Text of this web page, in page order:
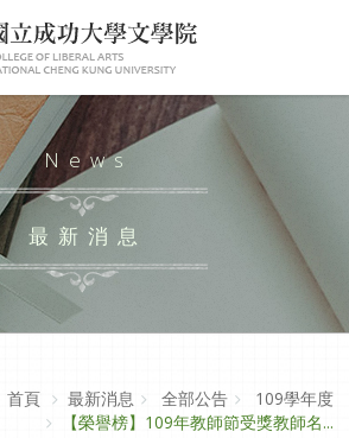
News
最新消息
首頁
最新消息 全部公告
109學年度
【榮譽榜】109年教師節受獎教師名...